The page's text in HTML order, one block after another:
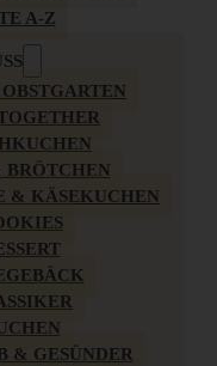
A-Z
BRÖTCHEN
& KÄSEKUCHEN
& GESÜNDER